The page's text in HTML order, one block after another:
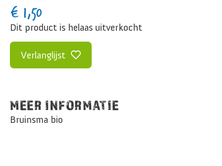
€ 1,50
Dit product is helaas uitverkocht
Verlanglijst
MEER INFORMATIE
Bruinsma bio